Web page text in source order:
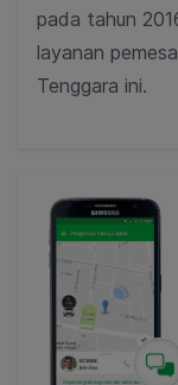
pada tahun
layanan
Tenggara ini.